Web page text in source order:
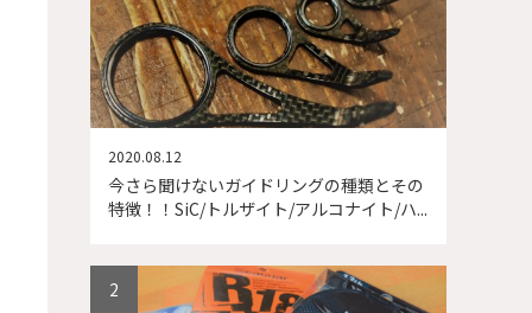
今さら聞けないガイドリングの種類とその
特徴！！SiC/トルザイト/アルコナイト/ハ...
2020.08.12